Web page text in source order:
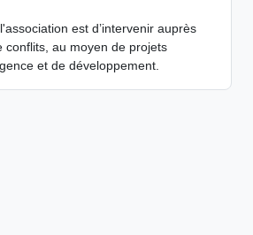
est d’intervenir auprès
conflits, au moyen de projets
et de développement.